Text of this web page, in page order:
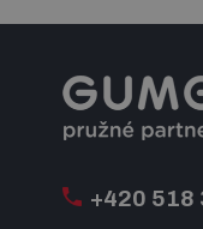
+420 518